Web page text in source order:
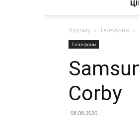
Додому Телефони
Телефони
Corby
08.08.2020